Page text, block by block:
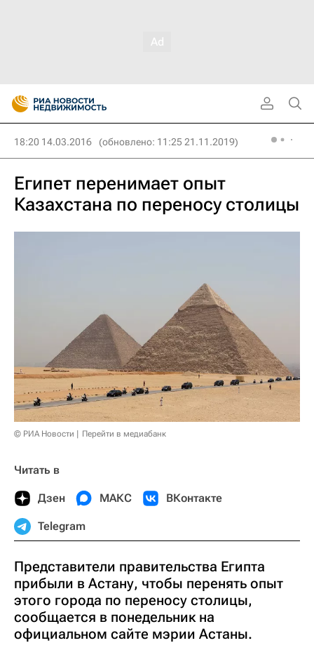
18:20 14.03.2016 (обновлено: 11:25 21.11.2019)
Египет перенимает опыт
Казахстана по переносу столицы
© РИА Новости Перейти в медиабанк
Читать в
Дзен МАКС ВКонтакте
Telegram
Представители правительства Египта
прибыли в Астану, чтобы перенять опыт
этого города по переносу столицы,
сообщается в понедельник на
официальном сайте мэрии Астаны.